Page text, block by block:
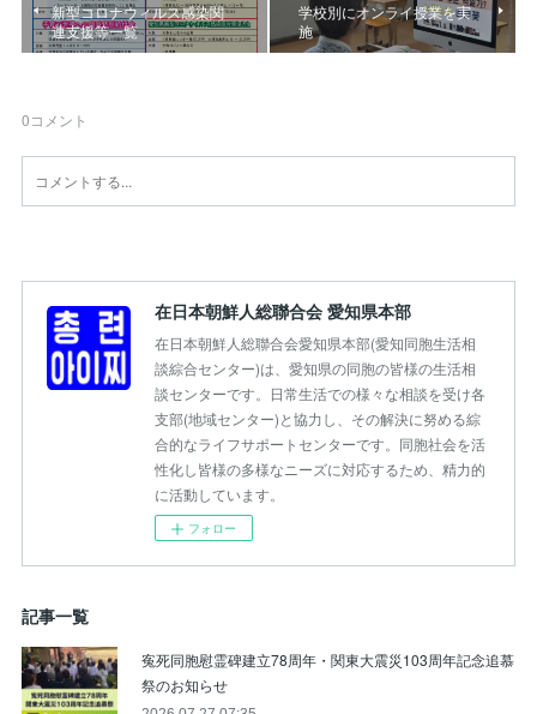
新型コロナウィルス感染関
連支援等一覧
学校別にオンライ授業を実
施
0コメント
在日本朝鮮人総聯合会 愛知県本部
在日本朝鮮人総聯合会愛知県本部(愛知同胞生活相
談綜合センター)は、愛知県の同胞の皆様の生活相
談センターです。日常生活での様々な相談を受け各
支部(地域センター)と協力し、その解決に努める綜
合的なライフサポートセンターです。同胞社会を活
性化し皆様の多様なニーズに対応するため、精力的
に活動しています。
フォロー
記事一覧
寃死同胞慰霊碑建立78周年・関東大震災103周年記念追慕
祭のお知らせ